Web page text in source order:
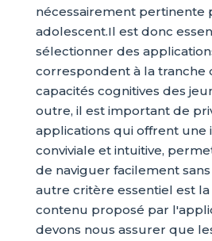
nécessairement pertinente
adolescent.Il est donc
sélectionner des
correspondent à la tranche
capacités cognitives des
outre, il est important de
applications qui offrent une
conviviale et intuitive,
de naviguer facilement
autre critère essentiel est
contenu proposé par
devons nous assurer que